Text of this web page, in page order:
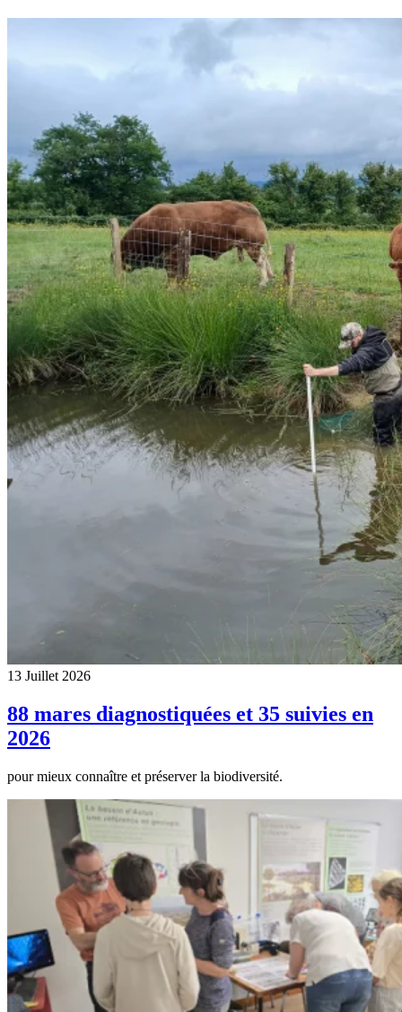
13 Juillet 2026
88 mares diagnostiquées et 35 suivies en
2026
pour mieux connaître et préserver la biodiversité.